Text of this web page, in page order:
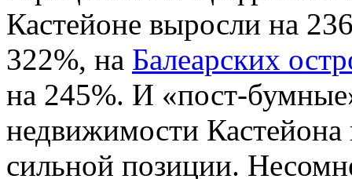
Кастейоне выросли на
322%, на Балеарских
на 245%. И «пост-
недвижимости Кастейона
сильной позиции.